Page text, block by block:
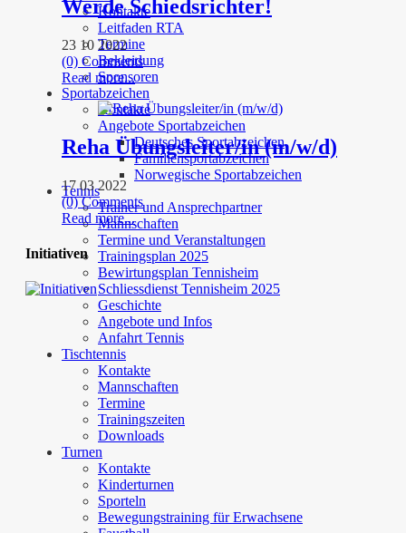
Kontakte
Leitfaden RTA
Termine
Bekleidung
Sponsoren
Sportabzeichen
Kontakte
Angebote Sportabzeichen
Deutsches Sportabzeichen
Familiensportabzeichen
Norwegische Sportabzeichen
Tennis
Trainer und Ansprechpartner
Mannschaften
Termine und Veranstaltungen
Trainingsplan 2025
Bewirtungsplan Tennisheim
Schliessdienst Tennisheim 2025
Geschichte
Angebote und Infos
Anfahrt Tennis
Tischtennis
Kontakte
Mannschaften
Termine
Trainingszeiten
Downloads
Turnen
Kontakte
Kinderturnen
Sporteln
Bewegungstraining für Erwachsene
Werde Schiedsrichter!
23 10 2022
(0) Comments
Read more...
Reha Übungsleiter/in (m/w/d)
17 03 2022
(0) Comments
Read more...
Initiativen